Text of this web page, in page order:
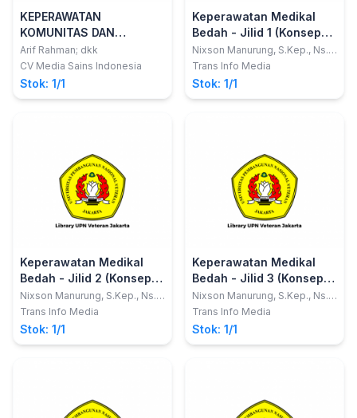
KEPERAWATAN
KOMUNITAS DAN
KOMPLEMENTER
Arif Rahman; dkk
CV Media Sains Indonesia
Stok: 1/1
Keperawatan Medikal
Bedah - Jilid 1 (Konsep
Mind Mapping dan
NANDA NIC NOC) Solusi
Cerdas Lulus UKOM
Bidang Keperawatan
Nixson Manurung, S.Kep., Ns.,
S.Kom., M.Kep.
Trans Info Media
Stok: 1/1
Keperawatan Medikal
Bedah - Jilid 2 (Konsep
Mind Mapping dan
NANDA NIC NOC) Solusi
Cerdas Lulus UKOM
Bidang Keperawatan
Nixson Manurung, S.Kep., Ns.,
S.Kom., M.Kep.
Trans Info Media
Stok: 1/1
Keperawatan Medikal
Bedah - Jilid 3 (Konsep
Mind Mapping dan
NANDA NIC NOC) Solusi
Cerdas Lulus UKOM
Bidang Keperawatan
Nixson Manurung, S.Kep., Ns.,
S.Kom., M.Kep
Trans Info Media
Stok: 1/1